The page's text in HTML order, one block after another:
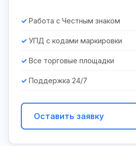
Работа с Честным знаком
УПД с кодами маркировки
Все торговые площадки
Поддержка 24/7
Оставить заявку